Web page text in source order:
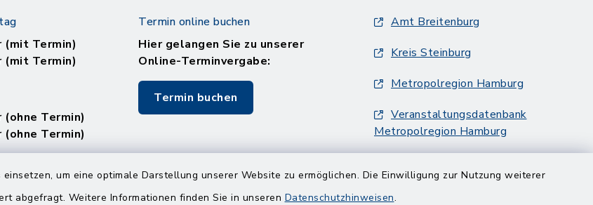
um eine optimale Darstellung unserer Website zu ermöglichen. Die Einwilligung zur Nutzung weiterer
abgefragt. Weitere Informationen finden Sie in unseren Datenschutzhinweisen.
(mit Termin)
(mit Termin)
(ohne Termin)
(ohne Termin)
Termin online buchen
Hier gelangen Sie zu unserer
Online-Terminvergabe:
Termin buchen
Amt Breitenburg
Kreis Steinburg
Metropolregion Hamburg
Veranstaltungsdatenbank
Metropolregion Hamburg